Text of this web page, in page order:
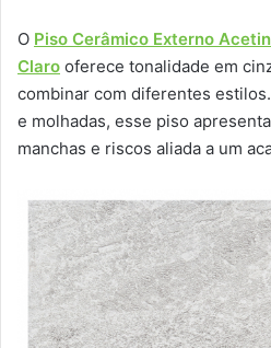
O Piso Cerâmico Externo
Claro oferece tonalidade em
combinar com diferentes
e molhadas, esse piso
manchas e riscos aliada a um